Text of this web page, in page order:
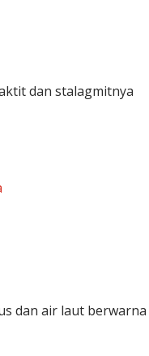
dan stalagmitnya
dan air laut berwarna